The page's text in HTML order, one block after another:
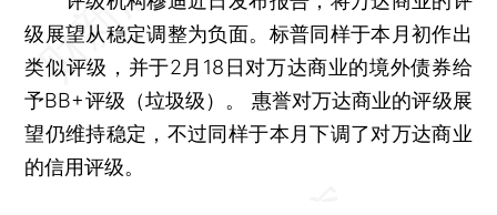
级展望从稳定调整为负面。标普同样于本月初作出
类似评级，并于2月18日对万达商业的境外债券给
予BB+评级（垃圾级）。 惠誉对万达商业的评级展
望仍维持稳定，不过同样于本月下调了对万达商业
的信用评级。